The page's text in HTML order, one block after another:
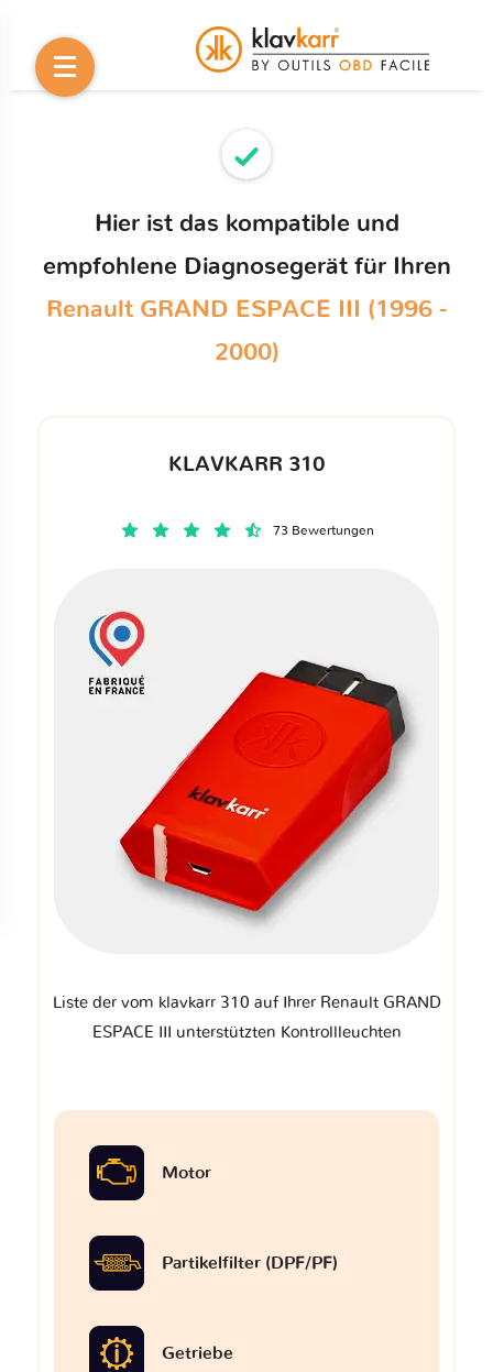
Hier ist das kompatible und
empfohlene Diagnosegerät für Ihren
Renault GRAND ESPACE III (1996 -
2000)
KLAVKARR 310
73 Bewertungen
Liste der vom klavkarr 310 auf Ihrer Renault GRAND
ESPACE III unterstützten Kontrollleuchten
Motor
Partikelfilter (DPF/PF)
Getriebe